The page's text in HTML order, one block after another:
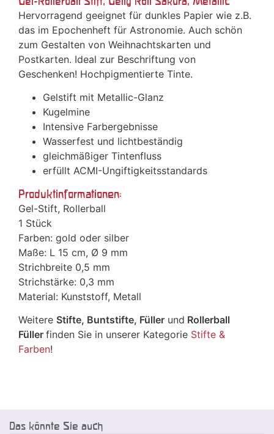
Hervorragend geeignet für dunkles Papier wie z.B.
das im Epochenheft für Astronomie. Auch schön
zum Gestalten von Weihnachtskarten und
Postkarten. Ideal zur Beschriftung von
Geschenken! Hochpigmentierte Tinte.
Gelstift mit Metallic-Glanz
Kugelmine
Intensive Farbergebnisse
Wasserfest und lichtbeständig
gleichmäßiger Tintenfluss
erfüllt ACMI-Ungiftigkeitsstandards
Produktinformationen:
Gel-Stift, Rollerball
1 Stück
Farben: gold oder silber
Maße: L 15 cm, Ø 9 mm
Strichbreite 0,5 mm
Strichstärke: 0,3 mm
Material: Kunststoff, Metall
Weitere Stifte, Buntstifte, Füller und Rollerball
Füller finden Sie in unserer Kategorie Stifte &
Farben!
Das könnte Sie auch